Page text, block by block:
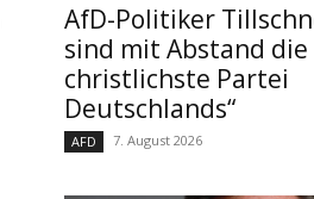
AfD-Politiker
sind mit Abstand die
christlichste Partei
Deutschlands“
AFD 7. August 2026